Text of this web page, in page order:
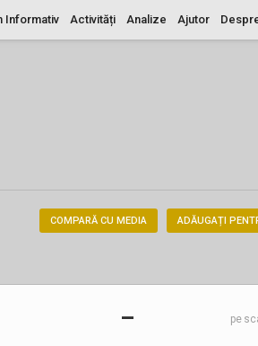
Ajutor
Analize
Activități
Informativ
ADĂUGAȚI
COMPARĂ CU MEDIA
– pe